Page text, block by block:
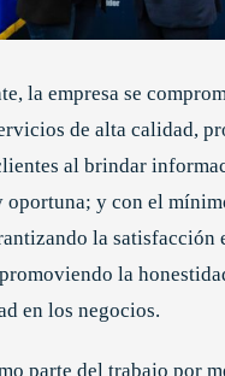
la empresa se
de alta calidad,
al brindar
oportuna; y con el
la satisfacción
la
en los negocios.
parte del trabajo por